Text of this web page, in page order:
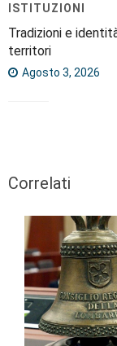
ISTITUZIONI
Tradizioni e
territori
Agosto 3, 2026
Correlati